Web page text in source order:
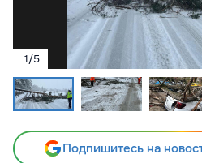
1/5
Подпишитесь на